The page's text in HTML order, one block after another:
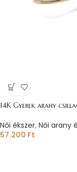
14K Gyerek arany
Női ékszer, Női arany
57.200 Ft